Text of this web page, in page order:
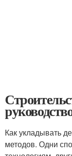
Как укладывать
методов. Одни